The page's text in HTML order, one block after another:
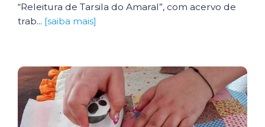
“Releitura de Tarsila do Amaral”, com acervo de
trab... [saiba mais]